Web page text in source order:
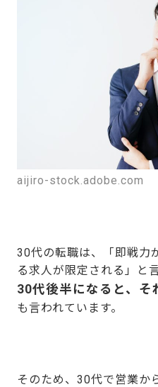
aijiro-stock.adobe.com
30代の転職は、「即戦力
る求人が限定される」と
30代後半になると、そ
も言われています。
そのため、30代で営業か